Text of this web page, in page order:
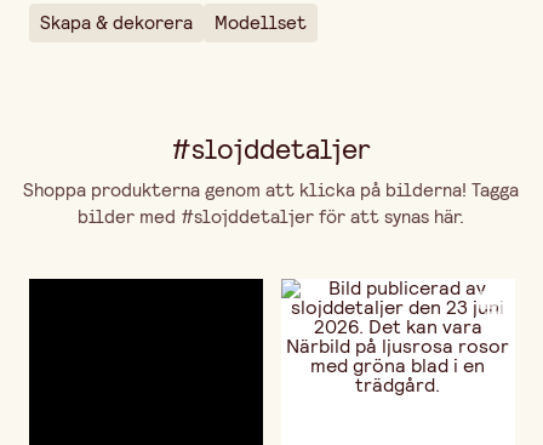
Skapa & dekorera Modellset
#slojddetaljer
Shoppa produkterna genom att klicka på bilderna! Tagga
bilder med #slojddetaljer för att synas här.